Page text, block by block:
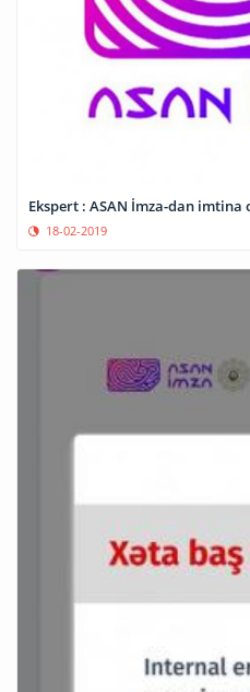
Ekspert : ASAN İmza-dan imtina
18-02-2019